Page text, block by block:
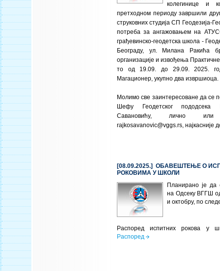
колегинице и
претходном периоду завршили
струковних студија СП Геодезија-
потреба за ангажовањем на
грађевинско-геодетска школа -
Београду, ул. Милана Ракића
организације и извођења
то од 19.09. до 29.09. 2025.
Магационер, укупно два извршиоца.
Молимо све заинтересоване да се
Шефу Геодетског
Савановићу, лично
rajkosavanovic@vggs.rs, најкасније
[08.09.2025.] ОБАВЕШТЕЊЕ О
РОКОВИМА У ШКОЛИ
Планирано је да
на Одсеку ВГГШ
и октобру, по
Распоред испитних рокова у
Распоред